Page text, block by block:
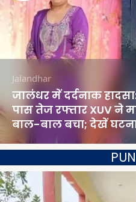
Jalandhar
जालंधर में दर्दनाक
पास तेज रफ्तार XUV ने
बाल-बाल बचा; देखें घटना